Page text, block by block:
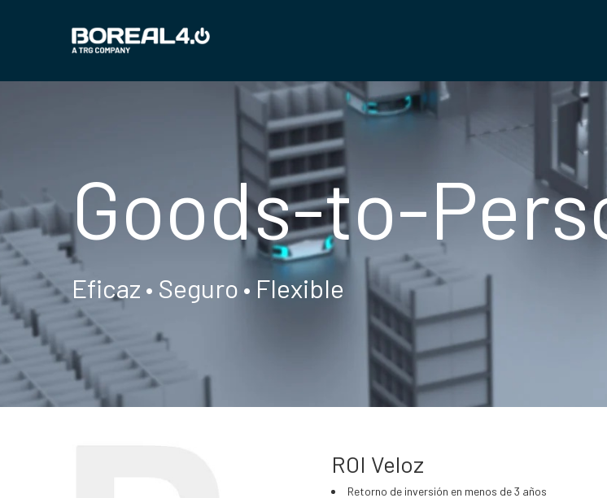
Goods-to-
Eficaz • Seguro • Flexible
ROI Veloz
Retorno de inversión en menos de 3 años